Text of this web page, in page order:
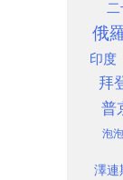
俄
印度
拜
普
泡
澤連